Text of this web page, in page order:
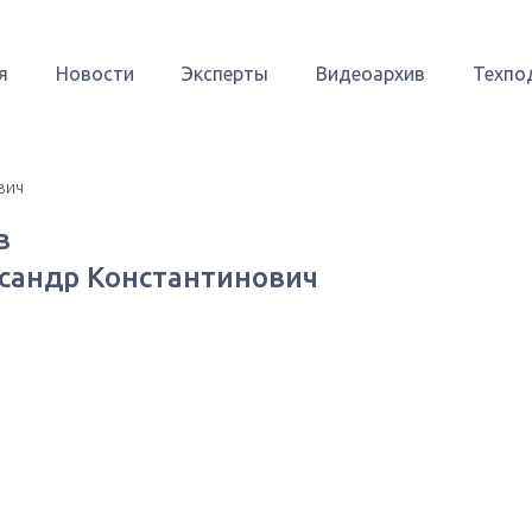
Новости Эксперты Видеоархив
Константинович